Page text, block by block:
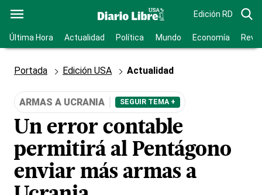
Edición RD
Última Hora Actualidad Política Mundo Economía
Portada Edición USA Actualidad
ARMAS A UCRANIA SEGUIR TEMA +
Un error contable
permitirá al Pentágono
enviar más armas a